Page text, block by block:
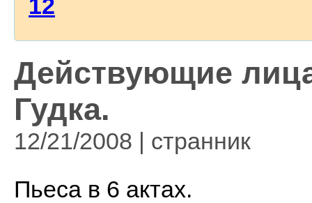
12
Действующие
Гудка.
12/21/2008 | странник
Пьеса в 6 актах.